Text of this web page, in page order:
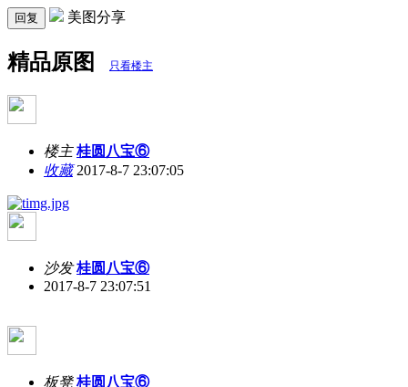
回复 美图分享
精品原图 只看楼主
楼主 桂圆八宝⑥
收藏2017-8-7 23:07:05
沙发 桂圆八宝⑥
2017-8-7 23:07:51
板凳 桂圆八宝⑥